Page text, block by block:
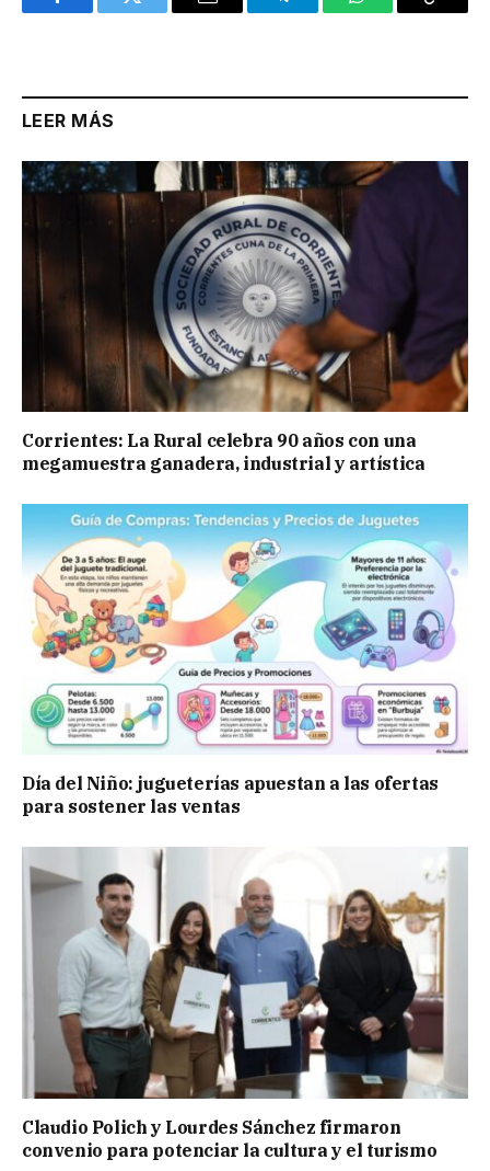
FacebookTwitter Email TelegramWhatsAppCopy
LEER MÁS
Corrientes: La Rural celebra 90 años con una
megamuestra ganadera, industrial y artística
Día del Niño: jugueterías apuestan a las ofertas
para sostener las ventas
Claudio Polich y Lourdes Sánchez firmaron
convenio para potenciar la cultura y el turismo